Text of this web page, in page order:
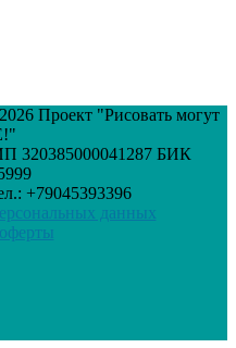
Проект "Рисовать могут
320385000041287 БИК
+79045393396
данных